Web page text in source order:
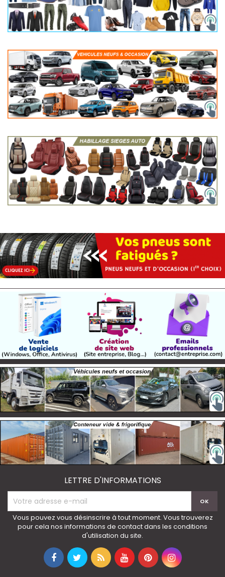
LETTRE D'INFORMATIONS
Vous pouvez vous désinscrire à tout moment. Vous trouverez
pour cela nos informations de contact dans les conditions
d'utilisation du site.